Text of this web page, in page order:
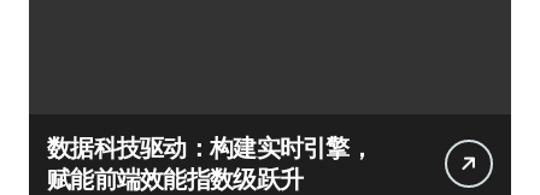
数据科技驱动：构建实时引擎，
赋能前端效能指数级跃升